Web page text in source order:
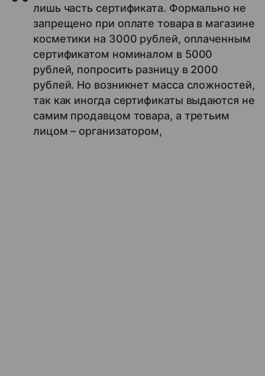
лишь часть сертификата. Формально не
запрещено при оплате товара в магазине
косметики на 3000 рублей, оплаченным
сертификатом номиналом в 5000
рублей, попросить разницу в 2000
рублей. Но возникнет масса сложностей,
так как иногда сертификаты выдаются не
самим продавцом товара, а третьим
лицом – организатором,